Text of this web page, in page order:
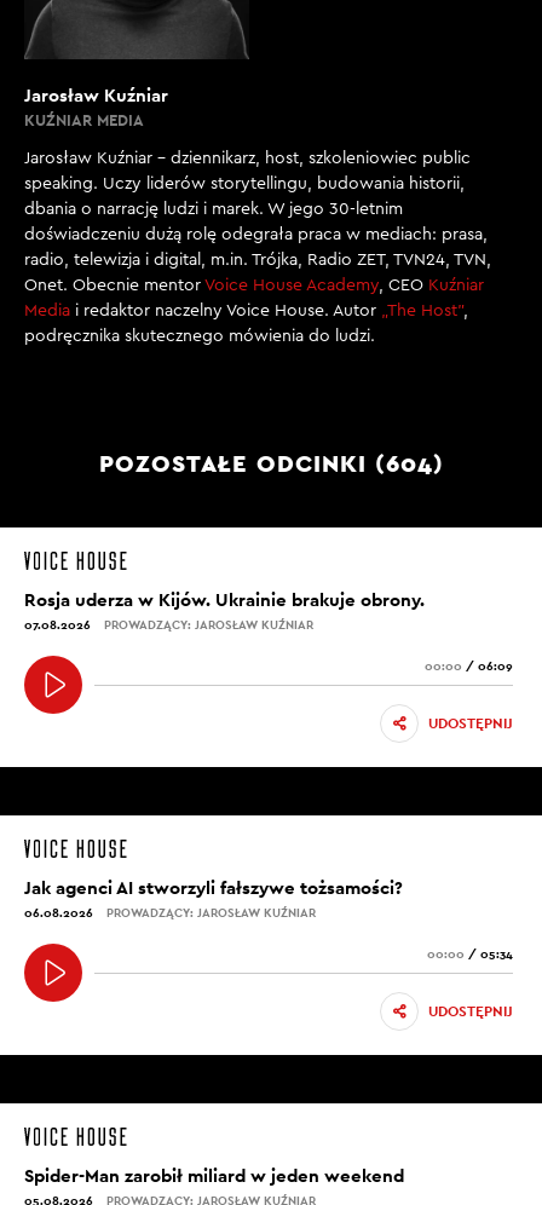
Jarosław Kuźniar
KUŹNIAR MEDIA
Jarosław Kuźniar – dziennikarz, host, szkoleniowiec public
speaking. Uczy liderów storytellingu, budowania historii,
dbania o narrację ludzi i marek. W jego 30-letnim
doświadczeniu dużą rolę odegrała praca w mediach: prasa,
radio, telewizja i digital, m.in. Trójka, Radio ZET, TVN24, TVN,
Onet. Obecnie mentor Voice House Academy, CEO Kuźniar
Media i redaktor naczelny Voice House. Autor „The Host”,
podręcznika skutecznego mówienia do ludzi.
POZOSTAŁE ODCINKI (604)
Rosja uderza w Kijów. Ukrainie brakuje obrony.
07.08.2026 PROWADZĄCY: JAROSŁAW KUŹNIAR
00:00 / 06:09
UDOSTĘPNIJ
Jak agenci AI stworzyli fałszywe tożsamości?
06.08.2026 PROWADZĄCY: JAROSŁAW KUŹNIAR
00:00 / 05:34
UDOSTĘPNIJ
Spider-Man zarobił miliard w jeden weekend
05.08.2026 PROWADZĄCY: JAROSŁAW KUŹNIAR